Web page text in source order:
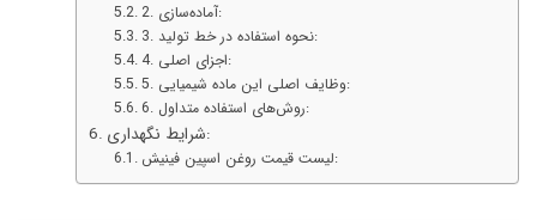
2. آماده‌سازی:
3. نحوه استفاده در خط تولید:
4. اجزای اصلی:
5. وظایف اصلی این ماده شیمیایی:
6. روش‌های استفاده متداول:
شرایط نگهداری:
لیست قیمت روغن اسپین فینیش: